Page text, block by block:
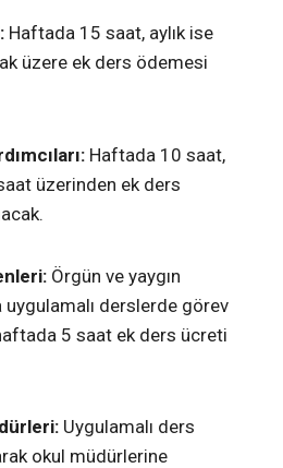
Haftada 15 saat, aylık ise
üzere ek ders ödemesi
Haftada 10 saat,
üzerinden ek ders
Örgün ve yaygın
derslerde görev
5 saat ek ders ücreti
Uygulamalı ders
okul müdürlerine